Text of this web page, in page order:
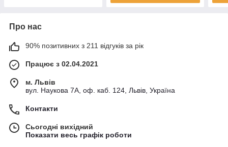
Про нас
90% позитивних з 211 відгуків за рік
Працює з 02.04.2021
м. Львів
вул. Наукова 7А, оф. каб. 124, Львів, Україна
Контакти
Сьогодні вихідний
Показати весь графік роботи